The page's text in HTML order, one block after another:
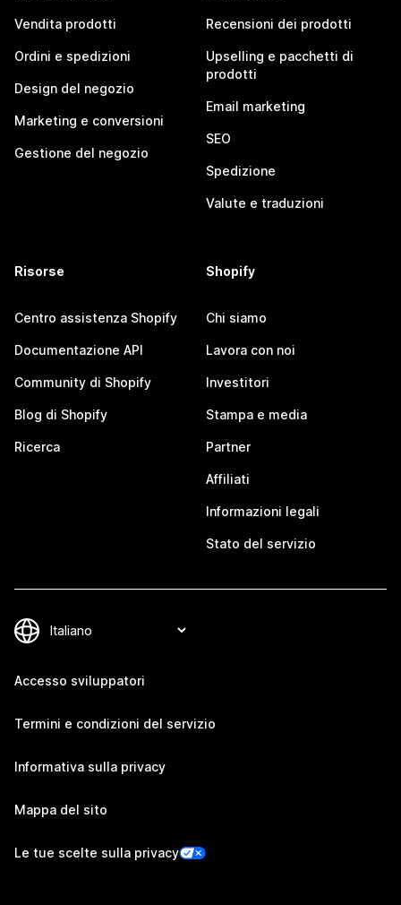
Vendita prodotti
Ordini e spedizioni
Design del negozio
Marketing e conversioni
Gestione del negozio
Recensioni dei prodotti
Upselling e pacchetti di
prodotti
Email marketing
SEO
Spedizione
Valute e traduzioni
Risorse
Centro assistenza Shopify
Documentazione API
Community di Shopify
Blog di Shopify
Ricerca
Shopify
Chi siamo
Lavora con noi
Investitori
Stampa e media
Partner
Affiliati
Informazioni legali
Stato del servizio
Accesso sviluppatori
Termini e condizioni del servizio
Informativa sulla privacy
Mappa del sito
Le tue scelte sulla privacy